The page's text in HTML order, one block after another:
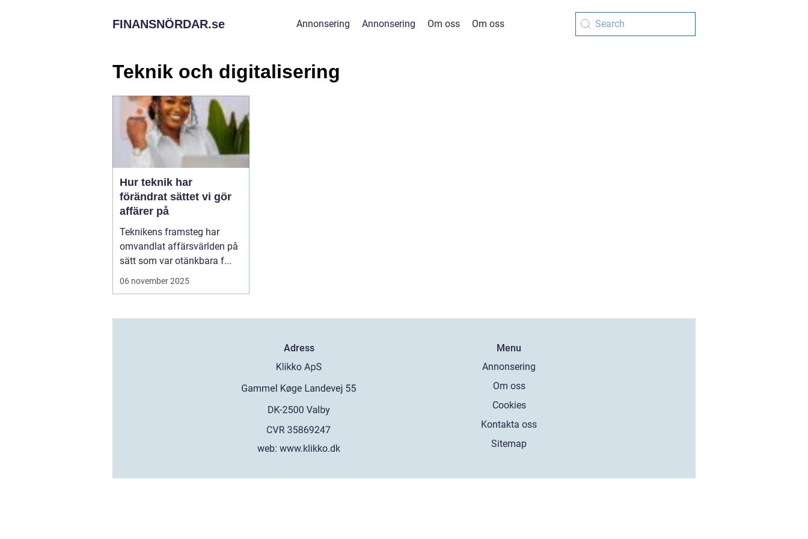
FINANSNÖRDAR.se Annonsering Annonsering Om oss Om oss
Teknik och digitalisering
Hur teknik har
förändrat sättet vi gör
affärer på
Teknikens framsteg har
omvandlat affärsvärlden på
sätt som var otänkbara f...
06 november 2025
Adress
web:www.klikko.dk
Menu
Annonsering
Om oss
Cookies
Kontakta oss
Sitemap